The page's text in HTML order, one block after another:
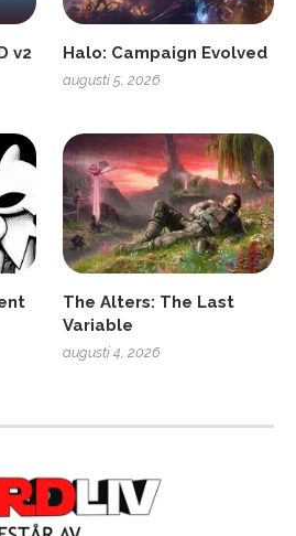
v2
Halo: Campaign Evolved
augusti 5, 2026
The Alters: The Last
Variable
augusti 4, 2026